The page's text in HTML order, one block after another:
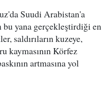
Suudi Arabistan'a
bu yana gerçekleştirdiği en
saldırıların kuzeye,
kaymasının Körfez
artmasına yol